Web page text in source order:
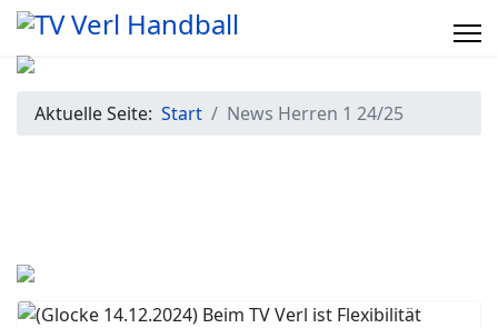
Aktuelle Seite: Start News Herren 1 24/25